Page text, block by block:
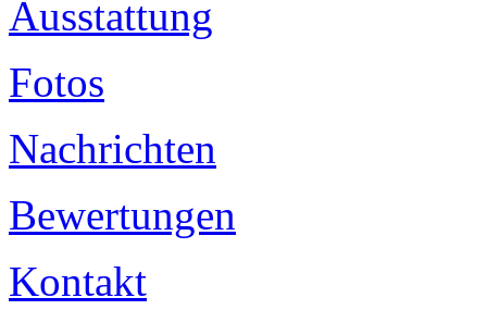
Ausstattung
Fotos
Nachrichten
Bewertungen
Kontakt